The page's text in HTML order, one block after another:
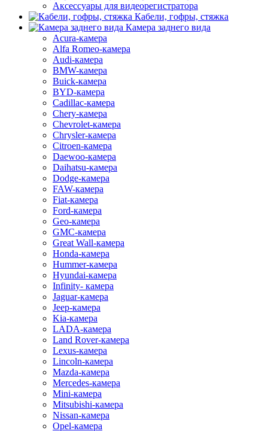
Аксессуары для видеорегистратора
Кабели, гофры, стяжка
Камера заднего вида
Acura-камера
Alfa Romeo-камера
Audi-камера
BMW-камера
Buick-камера
BYD-камера
Cadillac-камера
Chery-камера
Chevrolet-камера
Chrysler-камера
Citroen-камера
Daewoo-камера
Daihatsu-камера
Dodge-камера
FAW-камера
Fiat-камера
Ford-камера
Geo-камера
GMC-камера
Great Wall-камера
Honda-камера
Hummer-камера
Hyundai-камера
Infinity- камера
Jaguar-камера
Jeep-камера
Kia-камера
LADA-камера
Land Rover-камера
Lexus-камера
Lincoln-камера
Mazda-камера
Mercedes-камера
Mini-камера
Mitsubishi-камера
Nissan-камера
Opel-камера